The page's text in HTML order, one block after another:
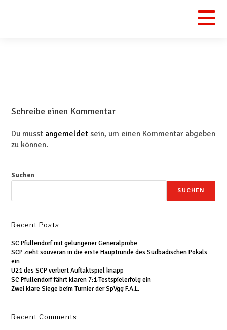
Schreibe einen Kommentar
Du musst angemeldet sein, um einen Kommentar abgeben
zu können.
Suchen
SUCHEN
Recent Posts
SC Pfullendorf mit gelungener Generalprobe
SCP zieht souverän in die erste Hauptrunde des Südbadischen Pokals
ein
U21 des SCP verliert Auftaktspiel knapp
SC Pfullendorf fährt klaren 7:1-Testspielerfolg ein
Zwei klare Siege beim Turnier der SpVgg F.A.L.
Recent Comments